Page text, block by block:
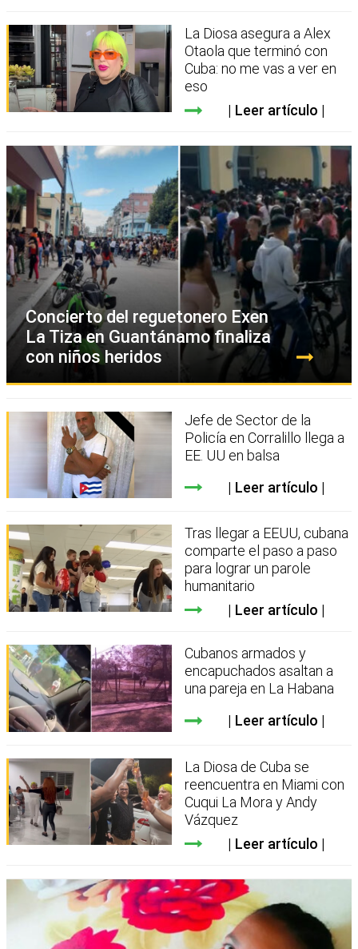
La Diosa asegura a Alex
Otaola que terminó con
Cuba: no me vas a ver en
eso
Leer artículo
Concierto del reguetonero Exen
La Tiza en Guantánamo finaliza
con niños heridos
Jefe de Sector de la
Policía en Corralillo llega a
EE. UU en balsa
Leer artículo
Tras llegar a EEUU, cubana
comparte el paso a paso
para lograr un parole
humanitario
Leer artículo
Cubanos armados y
encapuchados asaltan a
una pareja en La Habana
Leer artículo
La Diosa de Cuba se
reencuentra en Miami con
Cuqui La Mora y Andy
Vázquez
Leer artículo